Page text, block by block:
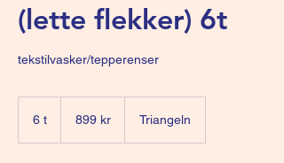
(lette flekker) 6t
tekstilvasker/tepperenser
6 t
kroner899 kr Triangeln